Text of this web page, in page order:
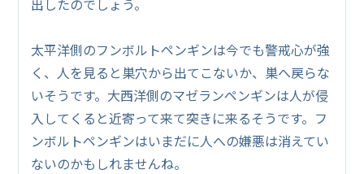
太平洋側のフンボルトペンギンは今でも警戒心が強
く、人を見ると巣穴から出てこないか、巣へ戻らな
いそうです。大西洋側のマゼランペンギンは人が侵
入してくると近寄って来て突きに来るそうです。フ
ンボルトペンギンはいまだに人への嫌悪は消えてい
ないのかもしれませんね。